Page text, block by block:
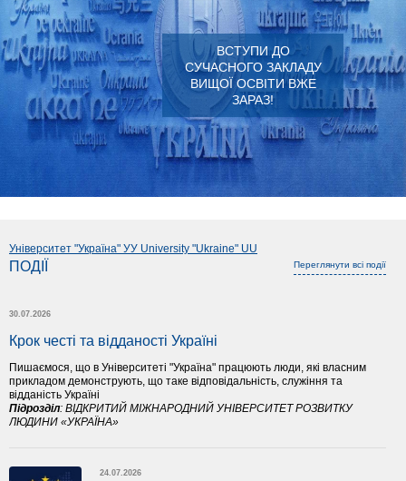
ВСТУПИ ДО
СУЧАСНОГО ЗАКЛАДУ
ВИЩОЇ ОСВІТИ ВЖЕ
ЗАРАЗ!
Університет "Україна" УУ University "Ukraine" UU
ПОДІЇ Переглянути всі події
30.07.2026
Крок честі та відданості Україні
Пишаємося, що в Університеті "Україна" працюють люди, які власним
прикладом демонструють, що таке відповідальність, служіння та
відданість Україні
Підрозділ: ВІДКРИТИЙ МІЖНАРОДНИЙ УНІВЕРСИТЕТ РОЗВИТКУ
ЛЮДИНИ «УКРАЇНА»
24.07.2026